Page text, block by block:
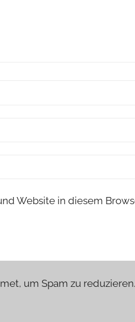
Website in diesem
um Spam zu reduzieren.